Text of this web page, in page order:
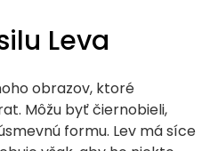
Leva
obrazov, ktoré
Môžu byť čiernobieli,
formu. Lev má síce